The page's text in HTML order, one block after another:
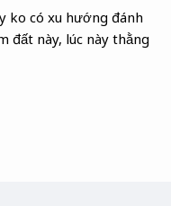
ko có xu hướng đánh
đất này, lúc này thằng